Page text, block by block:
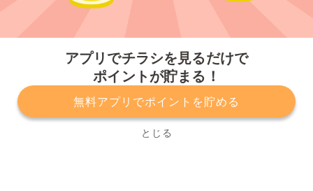
アプリでチラシを見るだけで
ポイントが貯まる！
無料アプリでポイントを貯める
とじる
プライバシーポリシー 利用規約
運営会社
サービスに関してのお問い合わせ